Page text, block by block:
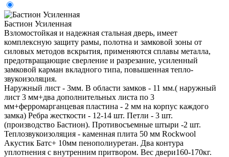
Бастион Усиленная
Взломостойкая и надежная стальная дверь, имеет
комплексную защиту рамы, полотна и замковой зоны от
силовых методов вскрытия, применяются сплавы металла,
предотвращающие сверление и разрезание, усиленный
замковой карман вкладного типа, повышенная тепло-
звукоизоляция.
Наружный лист - 3мм. В области замков - 11 мм.( наружный
лист 3 мм+два дополнительных листа по 3
мм+ферромарганцевая пластина - 2 мм на корпус каждого
замка) Ребра жесткости - 12-14 шт. Петли - 3 шт.
(производство Бастион). Противосъемные штыри -2 шт.
Теплозвукоизоляция - каменная плита 50 мм Rockwool
Акустик Батс+ 10мм пенополиуретан. Два контура
уплотнения с внутренним притвором. Вес двери160-170кг.